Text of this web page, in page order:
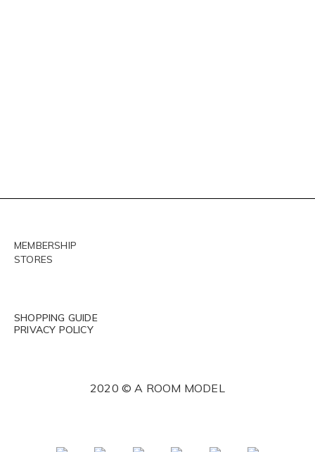
MEMBERSHIP
STORES
SHOPPING GUIDE
PRIVACY POLICY
2020 © A ROOM MODEL